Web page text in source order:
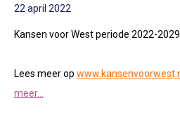
22 april 2022
Kansen voor West periode 2022-
Lees meer op
meer...